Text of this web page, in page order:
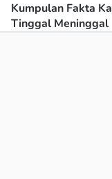
Kumpulan Fakta
Tinggal Meninggal